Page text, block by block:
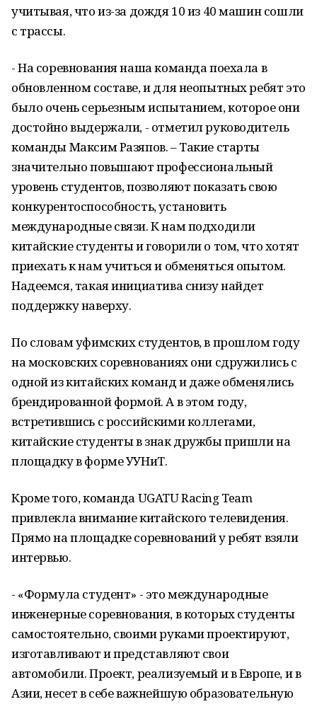
учитывая, что из-за дождя 10 из 40 машин сошли
с трассы.
- На соревнования наша команда поехала в
обновленном составе, и для неопытных ребят это
было очень серьезным испытанием, которое они
достойно выдержали, - отметил руководитель
команды Максим Разяпов. – Такие старты
значительно повышают профессиональный
уровень студентов, позволяют показать свою
конкурентоспособность, установить
международные связи. К нам подходили
китайские студенты и говорили о том, что хотят
приехать к нам учиться и обменяться опытом.
Надеемся, такая инициатива снизу найдет
поддержку наверху.
По словам уфимских студентов, в прошлом году
на московских соревнованиях они сдружились с
одной из китайских команд и даже обменялись
брендированной формой. А в этом году,
встретившись с российскими коллегами,
китайские студенты в знак дружбы пришли на
площадку в форме УУНиТ.
Кроме того, команда UGATU Racing Team
привлекла внимание китайского телевидения.
Прямо на площадке соревнований у ребят взяли
интервью.
- «Формула студент» - это международные
инженерные соревнования, в которых студенты
самостоятельно, своими руками проектируют,
изготавливают и представляют свои
автомобили. Проект, реализуемый и в Европе, и в
Азии, несет в себе важнейшую образовательную